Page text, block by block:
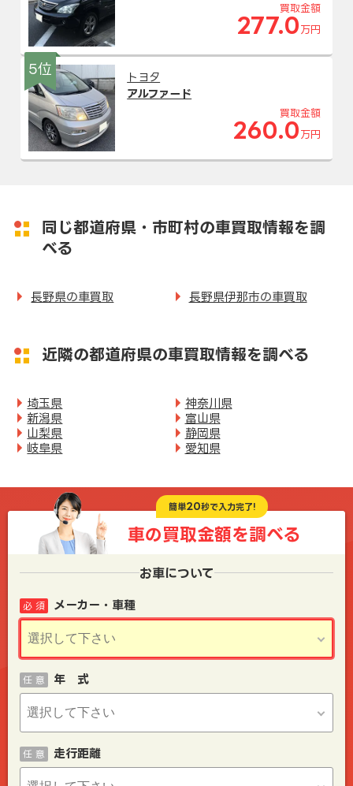
買取金額
277.0 万円
5位
トヨタ
アルファード
買取金額
260.0 万円
同じ都道府県・市町村の車買取情報を調
べる
長野県の車買取 長野県伊那市の車買取
近隣の都道府県の車買取情報を調べる
埼玉県
神奈川県
新潟県
富山県
山梨県
静岡県
岐阜県
愛知県
簡単20秒で入力完了!
車の買取金額を調べる
お車について
メーカー・車種
必 須
年 式
任 意
走行距離
任 意